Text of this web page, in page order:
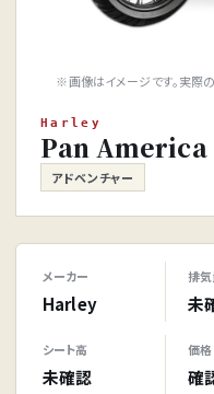
※画像はイメージです。実際の
Harley
Pan America
アドベンチャー
メーカー
Harley
排
未
シート高
未確認
価格
確